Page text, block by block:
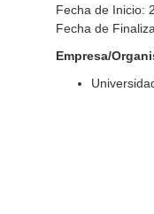
Fecha de Inicio:
Fecha de
Empresa/